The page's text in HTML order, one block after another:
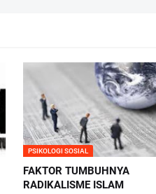
PSIKOLOGI SOSIAL
FAKTOR TUMBUHNYA
RADIKALISME ISLAM